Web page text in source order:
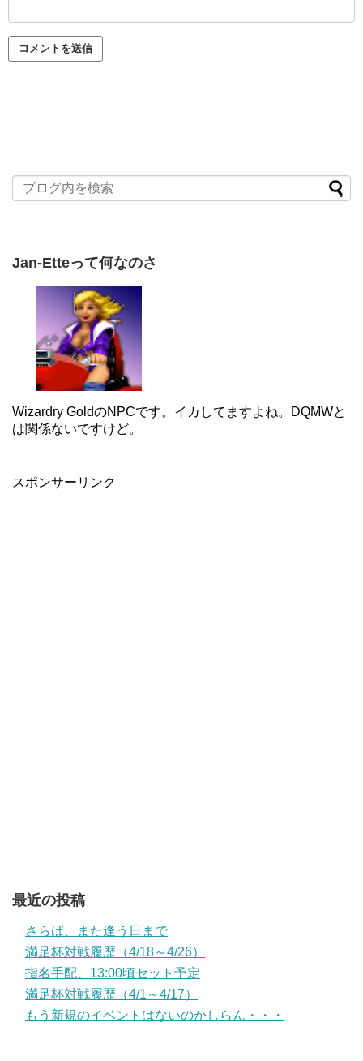
Jan-Etteって何なのさ
Wizardry GoldのNPCです。イカしてますよね。DQMWと
は関係ないですけど。
スポンサーリンク
最近の投稿
さらば、また逢う日まで
満足杯対戦履歴（4/18～4/26）
指名手配、13:00頃セット予定
満足杯対戦履歴（4/1～4/17）
もう新規のイベントはないのかしらん・・・